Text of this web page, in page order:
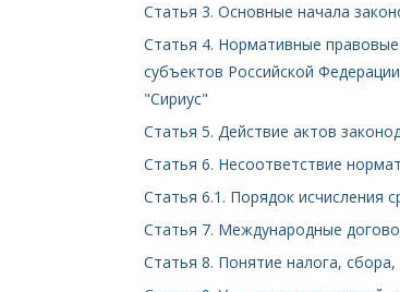
Статья 3. Основные начала
Статья 4. Нормативные
субъектов Российской
"Сириус"
Статья 5. Действие актов
Статья 6. Несоответствие
Статья 6.1. Порядок исчисления
Статья 7. Международные
Статья 8. Понятие налога,